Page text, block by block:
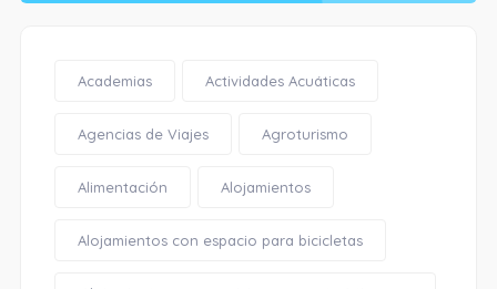
Academias Actividades Acuáticas
Agencias de Viajes Agroturismo
Alimentación Alojamientos
Alojamientos con espacio para bicicletas